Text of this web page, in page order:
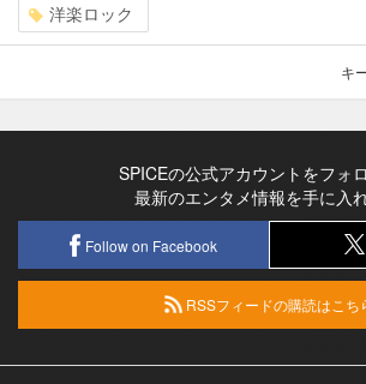
洋楽ロック
キ
SPICEの公式アカウントをフォ
最新のエンタメ情報を手に入
Follow on Facebook
RSSフィードの購読はこち